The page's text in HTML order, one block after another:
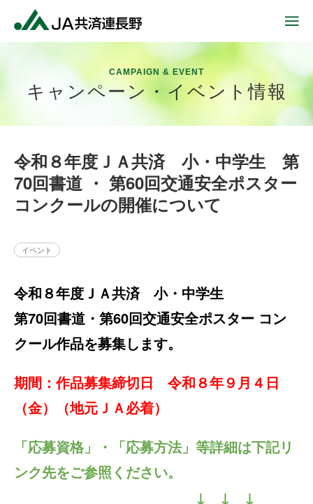
CAMPAIGN & EVENT
キャンペーン・イベント情報
令和８年度ＪＡ共済 小・中学生 第
70回書道 ・ 第60回交通安全ポスター
コンクールの開催について
イベント
令和８年度ＪＡ共済 小・中学生
第70回書道・第60回交通安全ポスター コン
クール作品を募集します。
期間：作品募集締切日 令和８年９月４日
（金）（地元ＪＡ必着）
「応募資格」・「応募方法」等詳細は下記リ
ンク先をご参照ください。
↓ ↓ ↓